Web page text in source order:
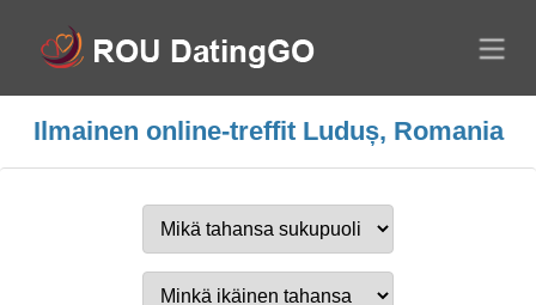
Ilmainen online-treffit Luduș, Romania